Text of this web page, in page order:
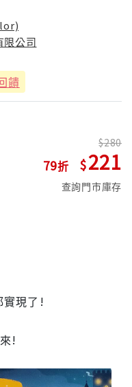
限公司
饋
79
280
221
查詢門市庫存
實現了!
!